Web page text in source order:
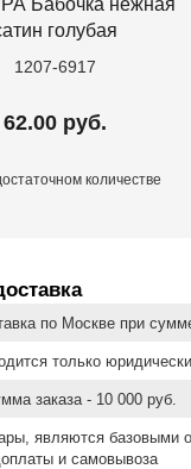
Бабочка нежная
голубая
1207-6917
62.00 руб.
количестве
по Москве при
только
заказа - 10 000 руб.
являются базовыми
и самовывоза